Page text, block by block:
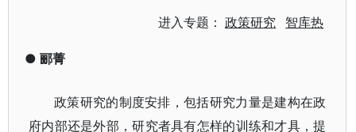
进入专题：政策研究 智库热
● 郦菁
政策研究的制度安排，包括研究力量是建构在政
府内部还是外部，研究者具有怎样的训练和才具，提